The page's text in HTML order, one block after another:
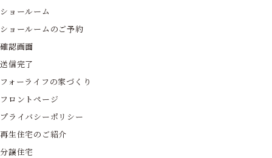
ショールーム
ショールームのご予約
確認画面
送信完了
フォーライフの家づくり
フロントページ
プライバシーポリシー
再生住宅のご紹介
分譲住宅